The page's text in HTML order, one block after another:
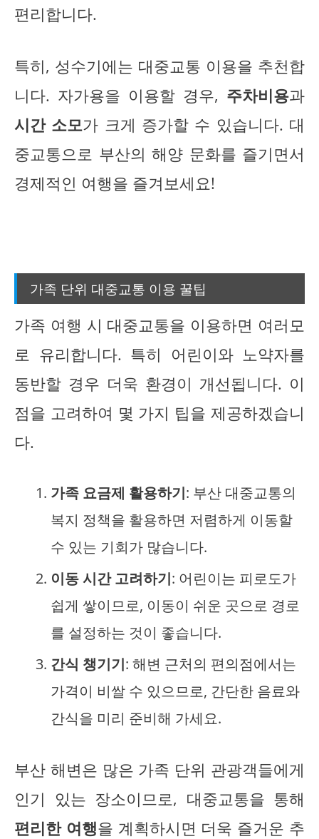
편리합니다.
특히, 성수기에는 대중교통 이용을 추천합
니다. 자가용을 이용할 경우, 주차비용과
시간 소모가 크게 증가할 수 있습니다. 대
중교통으로 부산의 해양 문화를 즐기면서
경제적인 여행을 즐겨보세요!
가족 단위 대중교통 이용 꿀팁
가족 여행 시 대중교통을 이용하면 여러모
로 유리합니다. 특히 어린이와 노약자를
동반할 경우 더욱 환경이 개선됩니다. 이
점을 고려하여 몇 가지 팁을 제공하겠습니
다.
가족 요금제 활용하기: 부산 대중교통의
복지 정책을 활용하면 저렴하게 이동할
수 있는 기회가 많습니다.
이동 시간 고려하기: 어린이는 피로도가
쉽게 쌓이므로, 이동이 쉬운 곳으로 경로
를 설정하는 것이 좋습니다.
간식 챙기기: 해변 근처의 편의점에서는
가격이 비쌀 수 있으므로, 간단한 음료와
간식을 미리 준비해 가세요.
부산 해변은 많은 가족 단위 관광객들에게
인기 있는 장소이므로, 대중교통을 통해
편리한 여행을 계획하시면 더욱 즐거운 추